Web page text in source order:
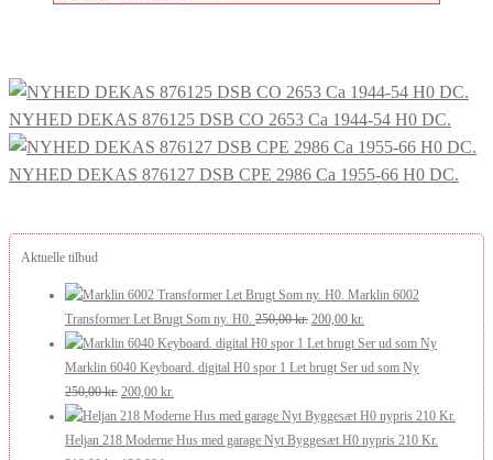
379,00 kr..304,00 kr..
NYHED DEKAS 876125 DSB CO 2653 Ca 1944-54 H0 DC.
NYHED DEKAS 876127 DSB CPE 2986 Ca 1955-66 H0 DC.
Aktuelle tilbud
Marklin 6002
Transformer Let Brugt Som ny. H0. 250,00kr. Den
oprindelige
pris
250,00 kr..
200,00 kr.
aktuelle
pris
200,00 kr..
Marklin 6040 Keyboard. digital H0 spor 1 Let brugt Ser ud som Ny
250,00kr. Den
oprindelige
pris
200,00 kr.
aktuelle
pris
Heljan 218 Moderne Hus med garage Nyt Byggesæt H0 nypris 210 Kr.